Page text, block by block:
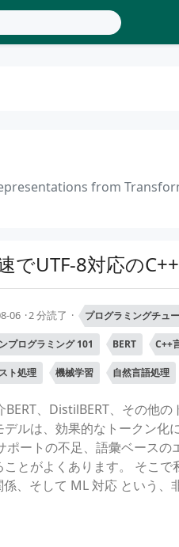
from
でUTF-8対応の
06 2 分読了 プログラミングチュ
プログラミング 101 BERT C++
ト処理 機械学習 自然言語処理
、DistilBERT、その他
ルは、効果的なトークン化
ートの不足、語彙ベース
とがよくあります。 そこ
、そして ML 対応 という